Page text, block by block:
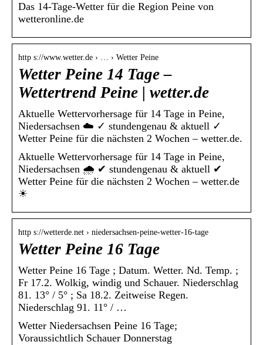
Das 14-Tage-Wetter für die Region Peine von
wetteronline.de
http s://www.wetter.de › … › Wetter Peine
Wetter Peine 14 Tage –
Wettertrend Peine | wetter.de
Aktuelle Wettervorhersage für 14 Tage in Peine,
Niedersachsen ☁️ ✓ stundengenau & aktuell ✓
Wetter Peine für die nächsten 2 Wochen – wetter.de.
Aktuelle Wettervorhersage für 14 Tage in Peine,
Niedersachsen 🌧️ ✔ stundengenau & aktuell ✔
Wetter Peine für die nächsten 2 Wochen – wetter.de
☀
http s://wetterde.net › niedersachsen-peine-wetter-16-tage
Wetter Peine 16 Tage
Wetter Peine 16 Tage ; Datum. Wetter. Nd. Temp. ;
Fr 17.2. Wolkig, windig und Schauer. Niederschlag
81. 13° / 5° ; Sa 18.2. Zeitweise Regen.
Niederschlag 91. 11° / …
Wetter Niedersachsen Peine 16 Tage;
Voraussichtlich Schauer Donnerstag